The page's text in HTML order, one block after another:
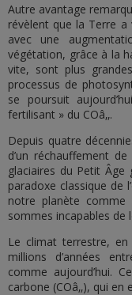
Autre avantage
révèlent que la Terre a
avec une
végétation, grâce à la
vite, sont plus
processus de
se poursuit
fertilisant » du COâ‚‚.
Depuis quatre
d’un réchauffement
glaciaires du Petit Âge
paradoxe classique de
notre planète
sommes incapables de
Le climat terrestre,
millions d’années
comme aujourd’hui.
carbone (COâ‚‚), qui